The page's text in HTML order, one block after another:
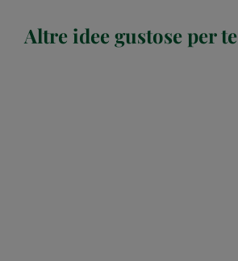
Altre idee gustose per te